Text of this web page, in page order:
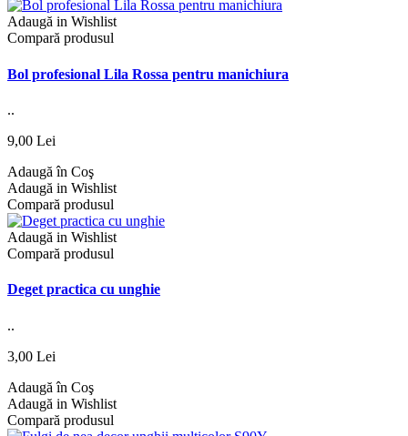
Adaugă in Wishlist
Compară produsul
Bol profesional Lila Rossa pentru manichiura
..
9,00 Lei
Adaugă în Coş
Adaugă in Wishlist
Compară produsul
Adaugă in Wishlist
Compară produsul
Deget practica cu unghie
..
3,00 Lei
Adaugă în Coş
Adaugă in Wishlist
Compară produsul